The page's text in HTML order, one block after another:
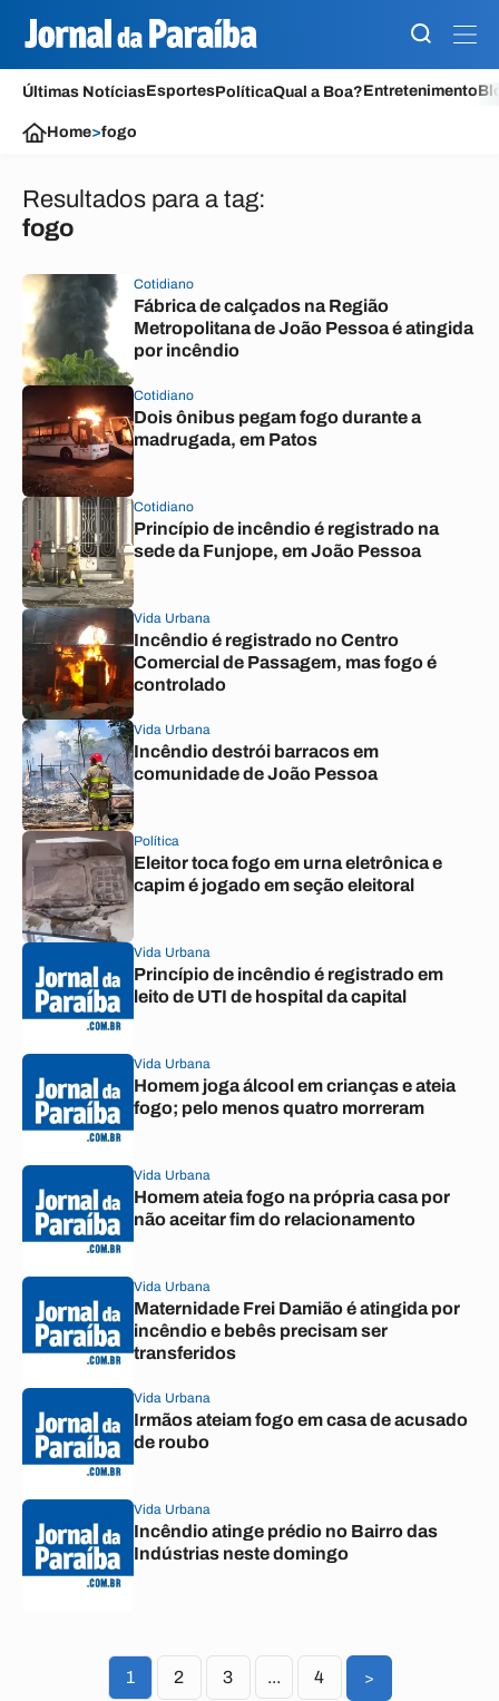
Últimas NotíciasEsportesPolíticaQual a Boa?Entretenimento
Home>fogo
Resultados para a tag:
fogo
Cotidiano
Fábrica de calçados na Região
Metropolitana de João Pessoa é atingida
por incêndio
Cotidiano
Dois ônibus pegam fogo durante a
madrugada, em Patos
Cotidiano
Princípio de incêndio é registrado na
sede da Funjope, em João Pessoa
Vida Urbana
Incêndio é registrado no Centro
Comercial de Passagem, mas fogo é
controlado
Vida Urbana
Incêndio destrói barracos em
comunidade de João Pessoa
Política
Eleitor toca fogo em urna eletrônica e
capim é jogado em seção eleitoral
Vida Urbana
Princípio de incêndio é registrado em
leito de UTI de hospital da capital
Vida Urbana
Homem joga álcool em crianças e ateia
fogo; pelo menos quatro morreram
Vida Urbana
Homem ateia fogo na própria casa por
não aceitar fim do relacionamento
Vida Urbana
Maternidade Frei Damião é atingida por
incêndio e bebês precisam ser
transferidos
Vida Urbana
Irmãos ateiam fogo em casa de acusado
de roubo
Vida Urbana
Incêndio atinge prédio no Bairro das
Indústrias neste domingo
1 2 3 ... 4 >